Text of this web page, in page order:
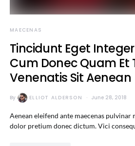
MAECENAS
Tincidunt Eget
Cum Donec Quam Et
Venenatis Sit Aenean
By ELLIOT ALDERSON June 28, 2018
Aenean eleifend ante maecenas pulvinar
dolor pretium donec dictum. Vici